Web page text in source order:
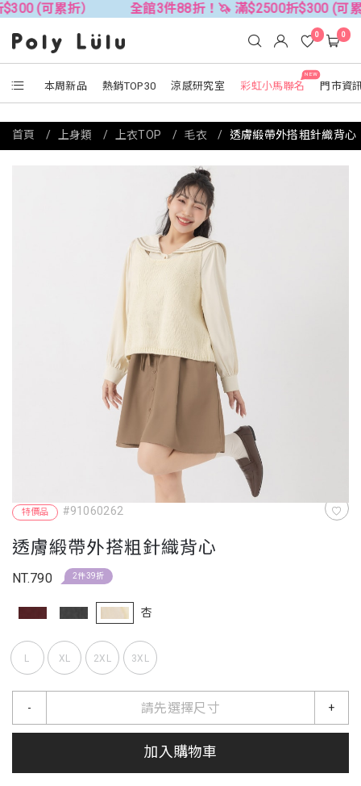
累折） 全館3件88折！🦄 滿$2500折$300 (可累折）
本周新品 熱銷TOP30 涼感研究室
NEW
彩虹小馬聯名 門市資
0 0
特價品 #91060262
透膚緞帶外搭粗針織背心
NT.790 2件39折
杏
L XL 2XL 3XL
請先選擇尺寸
- +
加入購物車
首頁 上身類 上衣TOP 毛衣 透膚緞帶外搭粗針織背心